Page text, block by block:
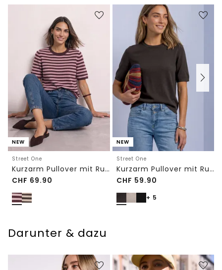
NEW
Street One
Kurzarm Pullover mit Rundhals und Streifen
CHF 69.90
NEW
Street One
Kurzarm Pullover mit Rundhals in Unifarbe
CHF 59.90
+ 5
Darunter & dazu